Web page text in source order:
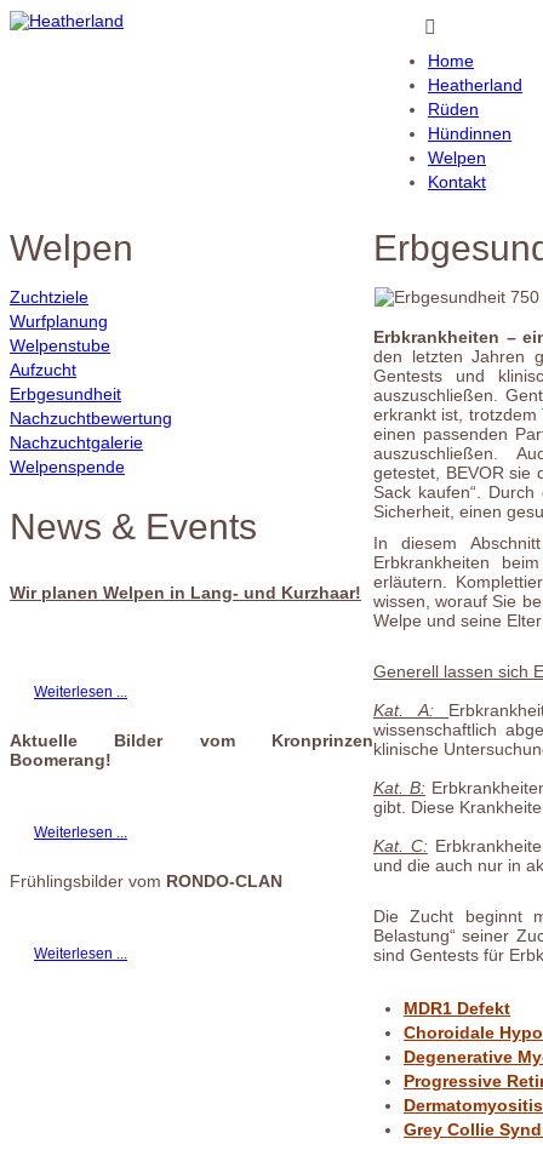
Home
Heatherland
Rüden
Hündinnen
Welpen
Kontakt
Welpen
Zuchtziele
Wurfplanung
Welpenstube
Aufzucht
Erbgesundheit
Nachzuchtbewertung
Nachzuchtgalerie
Welpenspende
News & Events
Wir planen Welpen in Lang- und Kurzhaar!
Weiterlesen ...
Aktuelle Bilder vom Kronprinzen
Boomerang!
Weiterlesen ...
Frühlingsbilder vom RONDO-CLAN
Weiterlesen ...
Erbkrankheiten –
den letzten Jahren
Gentests und
auszuschließen.
erkrankt ist, trotzdem
einen passenden
auszuschließen.
getestet, BEVOR sie
Sack kaufen“.
Sicherheit, einen
In diesem
Erbkrankheiten
erläutern.
wissen, worauf Sie
Welpe und seine
Generell lassen sich
Kat. A:
wissenschaftlich
klinische
Kat. B:
gibt. Diese
Kat. C:
und die auch nur in
Die Zucht beginnt
Belastung“ seiner
sind Gentests für
MDR1 Defekt
Choroidale
Degenerative
Progressive
Grey Collie